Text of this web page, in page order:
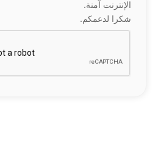
الإنترنت آمنة.
شكرا لدعمكم.